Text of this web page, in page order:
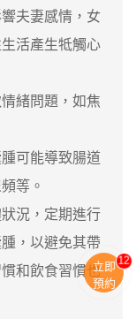
夫妻感情，女
活產生牴觸心
緒問題，如焦
可能導致腸道
等。
況，定期進行
，以避免其帶
和飲食習慣也立即
預約
11